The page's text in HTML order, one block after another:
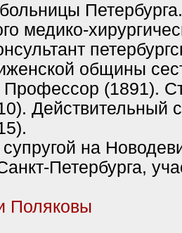
Петрович
медик при
медико-
консультант
медико-
общины